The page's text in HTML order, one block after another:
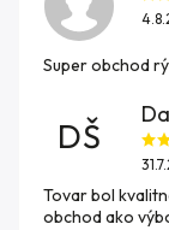
Super obchod
DŠ
Tovar bol
obchod ako